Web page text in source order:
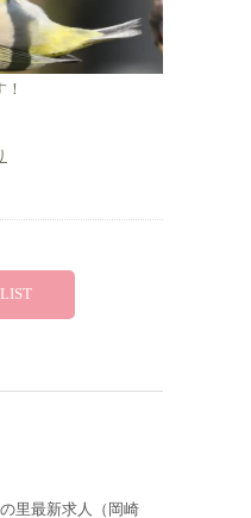
里最新求人（岡崎